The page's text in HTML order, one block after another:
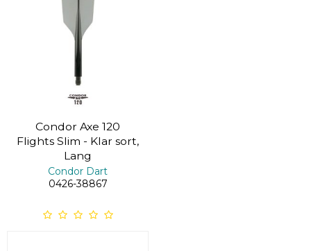
Condor Axe 120
Flights Slim - Klar sort,
Lang
Condor Dart
0426-38867